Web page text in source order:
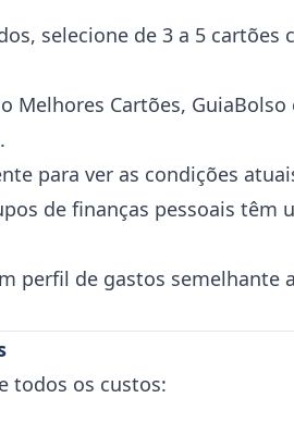
selecione de 3 a 5 cartões
Melhores Cartões,
para ver as condições
de finanças pessoais têm
perfil de gastos semelhante
todos os custos: